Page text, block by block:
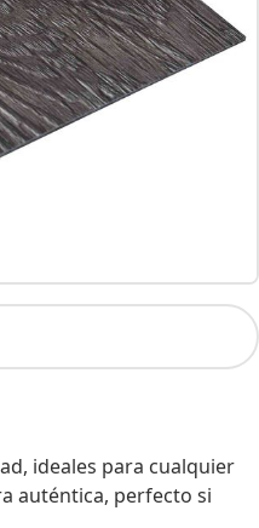
ideales para cualquier
auténtica, perfecto si